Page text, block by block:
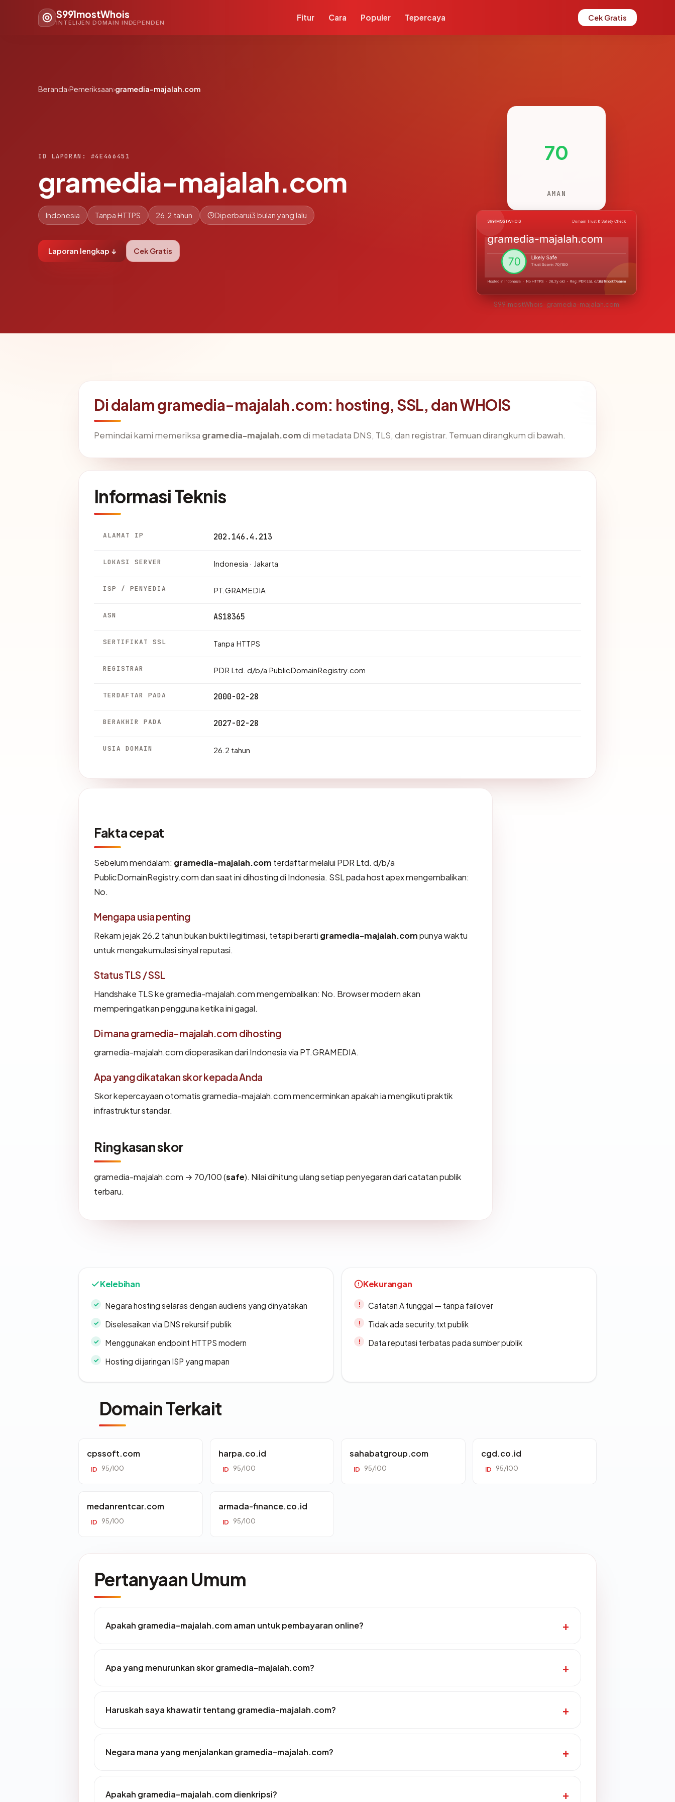
S991mostWhois
INTELIJEN DOMAIN INDEPENDEN
Fitur Cara Populer Tepercaya Cek Gratis
Beranda›Pemeriksaan›gramedia-majalah.com
ID LAPORAN: #4E466451
gramedia-majalah.com
Indonesia Tanpa HTTPS 26.2 tahun Diperbarui3 bulan yang lalu
Laporan lengkap ↓ Cek Gratis
70
AMAN
S991mostWhois · gramedia-majalah.com
Di dalam gramedia-majalah.com: hosting, SSL, dan WHOIS
Pemindai kami memeriksa gramedia-majalah.comdi metadata DNS, TLS, dan registrar. Temuan dirangkum di bawah.
Informasi Teknis
ALAMAT IP 202.146.4.213
LOKASI SERVER Indonesia · Jakarta
ISP / PENYEDIA PT.GRAMEDIA
ASN AS18365
SERTIFIKAT SSL Tanpa HTTPS
REGISTRAR PDR Ltd. d/b/a PublicDomainRegistry.com
TERDAFTAR PADA 2000-02-28
BERAKHIR PADA 2027-02-28
USIA DOMAIN 26.2 tahun
Fakta cepat
Sebelum mendalam: gramedia-majalah.com terdaftar melalui PDR Ltd. d/b/a
PublicDomainRegistry.com dan saat ini dihosting di Indonesia. SSL pada host apex mengembalikan:
No.
Mengapa usia penting
Rekam jejak 26.2 tahun bukan bukti legitimasi, tetapi berarti gramedia-majalah.compunya waktu
untuk mengakumulasi sinyal reputasi.
Status TLS / SSL
Handshake TLS ke gramedia-majalah.com mengembalikan: No. Browser modern akan
memperingatkan pengguna ketika ini gagal.
Di mana gramedia-majalah.com dihosting
gramedia-majalah.com dioperasikan dari Indonesia via PT.GRAMEDIA.
Apa yang dikatakan skor kepada Anda
Skor kepercayaan otomatis gramedia-majalah.com mencerminkan apakah ia mengikuti praktik
infrastruktur standar.
Ringkasan skor
gramedia-majalah.com → 70/100 (safe). Nilai dihitung ulang setiap penyegaran dari catatan publik
terbaru.
Kelebihan
Negara hosting selaras dengan audiens yang dinyatakan
Diselesaikan via DNS rekursif publik
Menggunakan endpoint HTTPS modern
Hosting di jaringan ISP yang mapan
Kekurangan
Catatan A tunggal — tanpa failover
Tidak ada security.txt publik
Data reputasi terbatas pada sumber publik
Domain Terkait
cpssoft.com
ID 95/100
harpa.co.id
ID 95/100
sahabatgroup.com
ID 95/100
cgd.co.id
ID 95/100
medanrentcar.com
ID 95/100
armada-finance.co.id
ID 95/100
Pertanyaan Umum
Apakah gramedia-majalah.com aman untuk pembayaran online?
Apa yang menurunkan skor gramedia-majalah.com?
Haruskah saya khawatir tentang gramedia-majalah.com?
Negara mana yang menjalankan gramedia-majalah.com?
Apakah gramedia-majalah.com dienkripsi?